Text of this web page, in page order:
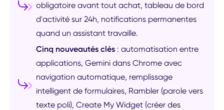
obligatoire avant tout achat, tableau de bord
d'activité sur 24h, notifications permanentes
quand un assistant travaille.
Cinq nouveautés clés : automatisation entre
applications, Gemini dans Chrome avec
navigation automatique, remplissage
intelligent de formulaires, Rambler (parole vers
texte poli), Create My Widget (créer des